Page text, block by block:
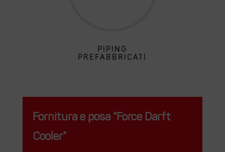
PIPING
PREFABBRICATI
Fornitura e posa “Force Darft
Cooler”